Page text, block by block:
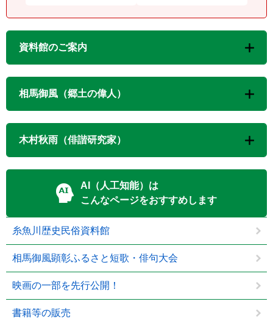
資料館のご案内
相馬御風（郷土の偉人）
木村秋雨（俳諧研究家）
AI（人工知能）は
こんなページをおすすめします
糸魚川歴史民俗資料館
相馬御風顕彰ふるさと短歌・俳句大会
映画の一部を先行公開！
書籍等の販売